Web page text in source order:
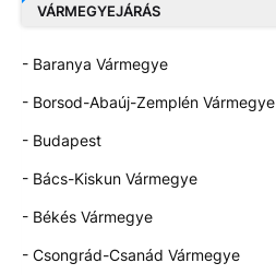
VÁRMEGYEJÁRÁS
- Baranya Vármegye
- Borsod-Abaúj-Zemplén Vármegye
- Budapest
- Bács-Kiskun Vármegye
- Békés Vármegye
- Csongrád-Csanád Vármegye